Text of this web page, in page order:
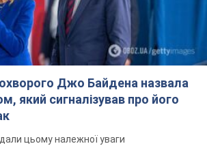
Джо Байдена назвала
який сигналізував про його
цьому належної уваги